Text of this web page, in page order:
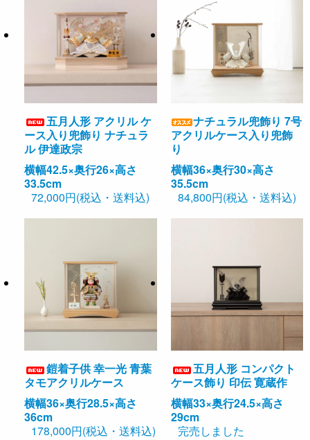
五月人形 アクリル ケ
ース入り兜飾り ナチュラ
ル 伊達政宗
横幅42.5×奥行26×高さ
33.5cm
72,000円(税込・送料込)
ナチュラル兜飾り 7号
アクリルケース入り兜飾
り
横幅36×奥行30×高さ
35.5cm
84,800円(税込・送料込)
鎧着子供 幸一光 青葉
タモアクリルケース
横幅36×奥行28.5×高さ
36cm
178,000円(税込・送料込)
五月人形 コンパクト
ケース飾り 印伝 寛蔵作
横幅33×奥行24.5×高さ
29cm
完売しました